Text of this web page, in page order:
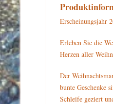
Erscheinungsjahr
Erleben Sie die
Herzen aller
Der
bunte Geschenke
Schleife geziert